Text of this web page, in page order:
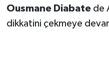
Ousmane Diabatede
dikkatini çekmeye